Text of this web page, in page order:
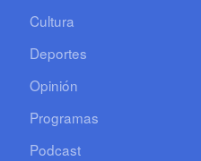
Cultura
Deportes
Opinión
Programas
Podcast